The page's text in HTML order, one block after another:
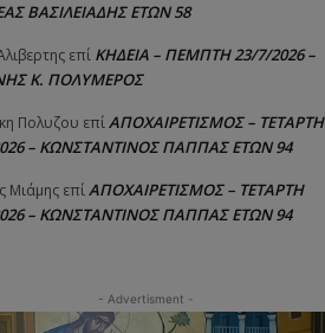
ΒΑΣΙΛΕΙΑΔΗΣ ΕΤΩΝ 58
επί ΚΗΔΕΙΑ – ΠΕΜΠΤΗ 23/7/2026 –
Κ. ΠΟΛΥΜΕΡΟΣ
Πολυζου επίΑΠΟΧΑΙΡΕΤΙΣΜΟΣ – ΤΕΤΑΡΤΗ
– ΚΩΝΣΤΑΝΤΙΝΟΣ ΠΑΠΠΑΣ ΕΤΩΝ 94
Μιάμης επίΑΠΟΧΑΙΡΕΤΙΣΜΟΣ – ΤΕΤΑΡΤΗ
– ΚΩΝΣΤΑΝΤΙΝΟΣ ΠΑΠΠΑΣ ΕΤΩΝ 94
- Advertisment -